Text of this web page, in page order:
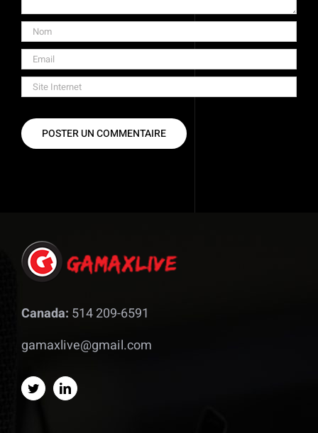
Canada: 514 209-6591
gamaxlive@gmail.com